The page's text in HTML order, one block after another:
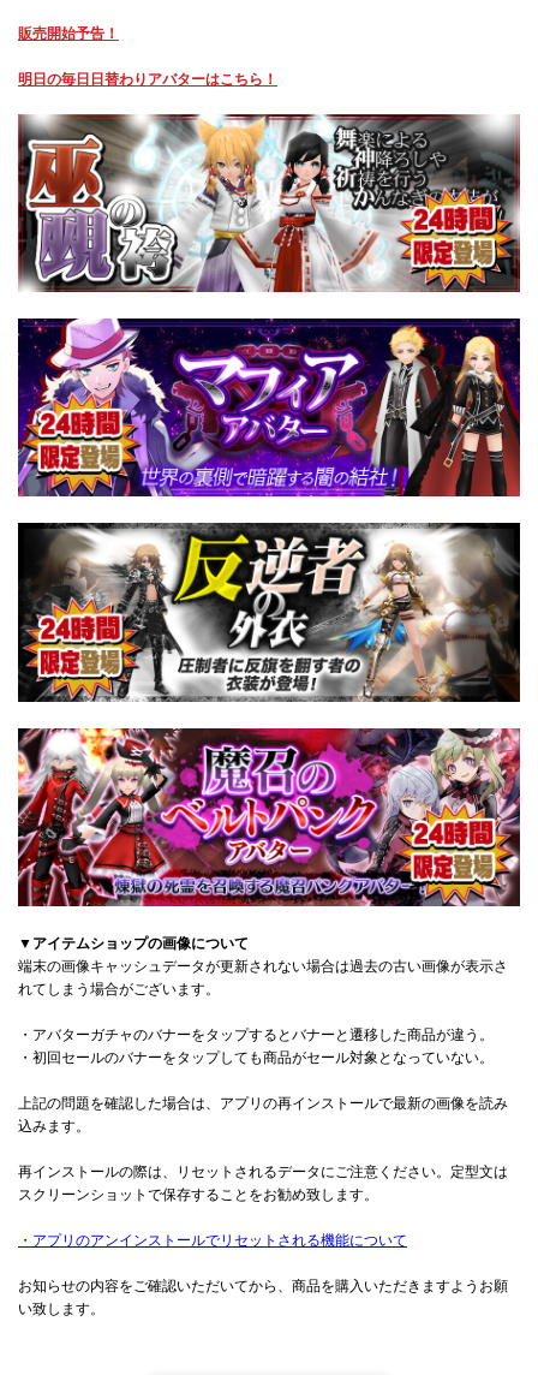
販売開始予告！
明日の毎日日替わりアバターはこちら！
▼アイテムショップの画像について
端末の画像キャッシュデータが更新されない場合は過去の古い画像が表示さ
れてしまう場合がございます。
・アバターガチャのバナーをタップするとバナーと遷移した商品が違う。
・初回セールのバナーをタップしても商品がセール対象となっていない。
上記の問題を確認した場合は、アプリの再インストールで最新の画像を読み
込みます。
再インストールの際は、リセットされるデータにご注意ください。定型文は
スクリーンショットで保存することをお勧め致します。
・アプリのアンインストールでリセットされる機能について
お知らせの内容をご確認いただいてから、商品を購入いただきますようお願
い致します。